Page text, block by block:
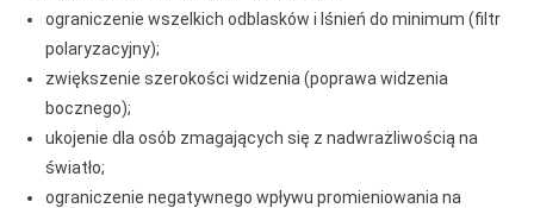
ograniczenie wszelkich odblasków i lśnień do minimum (filtr
polaryzacyjny);
zwiększenie szerokości widzenia (poprawa widzenia
bocznego);
ukojenie dla osób zmagających się z nadwrażliwością na
światło;
ograniczenie negatywnego wpływu promieniowania na